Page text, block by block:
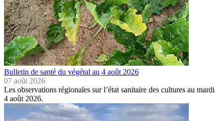
Bulletin de santé du végétal au 4 août 2026
07 août 2026
Les observations régionales sur l’état sanitaire des cultures au mardi
4 août 2026.